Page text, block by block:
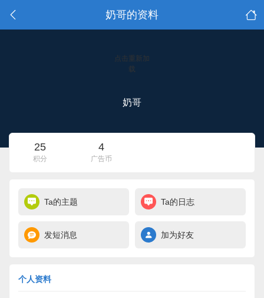
奶哥的资料
点击重新加
载
奶哥
25
积分
4
广告币
Ta的主题 Ta的日志
发短消息 加为好友
个人资料